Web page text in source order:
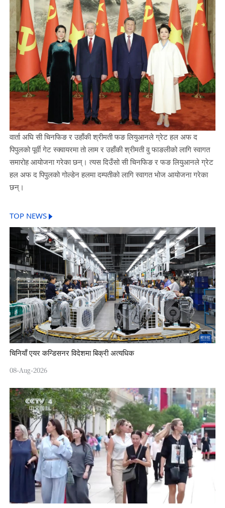
वार्ता अघि सी चिनफिङ र उहाँकी श्रीमती फङ लियुआनले ग्रेट हल अफ द
पिपुलको पूर्वी गेट स्क्वायरमा तो लाम र उहाँकी श्रीमती वु फाङलीको लागि स्वागत
समारोह आयोजना गरेका छन्। त्यस दिउँसो सी चिनफिङ र फङ लियुआनले ग्रेट
हल अफ द पिपुलको गोल्डेन हलमा दम्पतीको लागि स्वागत भोज आयोजना गरेका
छन्।
TOP NEWS
चिनियाँ एयर कन्डिसनर विदेशमा बिक्री अत्यधिक
08-Aug-2026